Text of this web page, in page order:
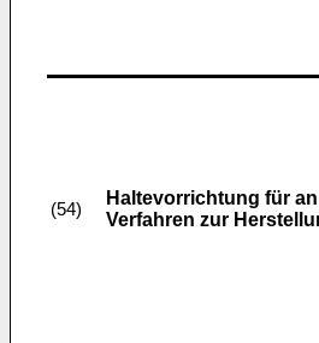
(54)
Haltevorrichtung für
Verfahren zur